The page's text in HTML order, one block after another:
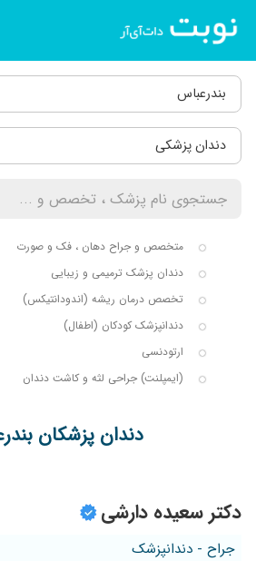
بندرعباس
دندان پزشکی
متخصص و جراح دهان ، فک و صورت
دندان پزشک ترمیمی و زیبایی
تخصص درمان ریشه (اندودانتیکس)
دندانپزشک کودکان (اطفال)
ارتودنسی
(ایمپلنت) جراحی لثه و کاشت دندان
دندان پزشکان
دکتر سعیده دارشی
جراح - دندانپزشک